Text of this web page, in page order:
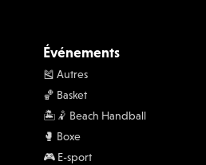
Événements
🎽 Autres
🏀 Basket
🏝️🤾 Beach Handball
🥊 Boxe